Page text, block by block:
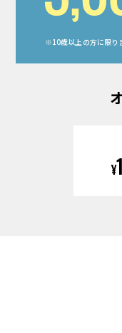
※10歳以上の方に限り
¥